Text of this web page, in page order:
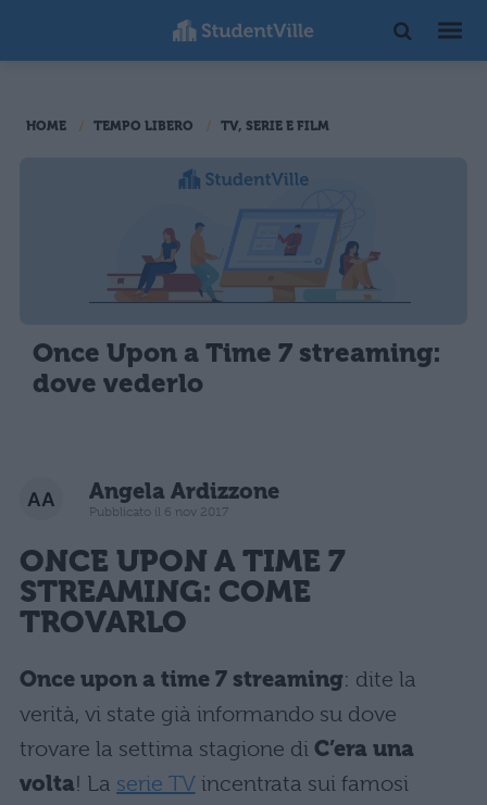
HOME TEMPO LIBERO TV, SERIE E FILM
Once Upon a Time 7 streaming:
dove vederlo
Angela Ardizzone
Pubblicato il 6 nov 2017
ONCE UPON A TIME 7
STREAMING: COME
TROVARLO
Once upon a time 7 streaming: dite la
verità, vi state già informando su dove
trovare la settima stagione di C’era una
volta! La serie TV incentrata sui famosi